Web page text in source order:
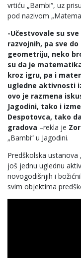
vrtiću „Bambi“, uz
pod nazivom
-Učestvovale su
razvojnih, pa sve
geometriju, neko
su da je
kroz igru, pa i
ugledne aktivnosti
ovo je razmena
Jagodini, tako i
Despotovca, tako
gradova –rekla je
„Bambi“ u Jagodini.
Predškolska ustanova
još jednu uglednu
novogodišnjih i
svim objektima